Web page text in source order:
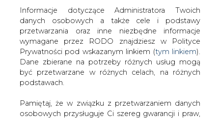
Informacje dotyczące Administratora Twoich
danych osobowych a także cele i podstawy
przetwarzania oraz inne niezbędne informacje
wymagane przez RODO znajdziesz w Polityce
Prywatności pod wskazanym linkiem (tym linkiem).
Dane zbierane na potrzeby różnych usług mogą
być przetwarzane w różnych celach, na różnych
podstawach.
Pamiętaj, że w związku z przetwarzaniem danych
osobowych przysługuje Ci szereg gwarancji i praw,
skomentuj
udostępnij: